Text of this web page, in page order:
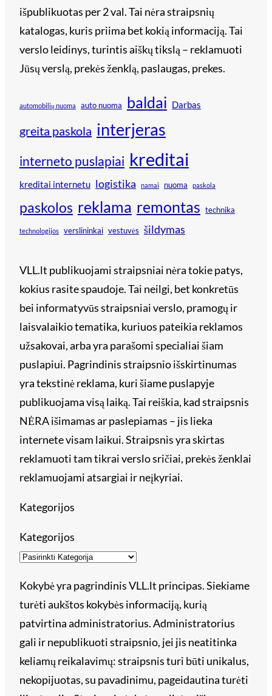
išpublikuotas per 2 val. Tai nėra straipsnių
katalogas, kuris priima bet kokią informaciją. Tai
verslo leidinys, turintis aiškų tikslą – reklamuoti
Jūsų verslą, prekės ženklą, paslaugas, prekes.
automobilių nuoma auto nuoma baldai Darbas
greita paskola interjeras
interneto puslapiai kreditai
kreditai internetu logistika namai nuoma paskola
paskolos reklama remontas technika
technologijos verslininkai vestuvės šildymas
VLL.lt publikuojami straipsniai nėra tokie patys,
kokius rasite spaudoje. Tai neilgi, bet konkretūs
bei informatyvūs straipsniai verslo, pramogų ir
laisvalaikio tematika, kuriuos pateikia reklamos
užsakovai, arba yra parašomi specialiai šiam
puslapiui. Pagrindinis straipsnio išskirtinumas
yra tekstinė reklama, kuri šiame puslapyje
publikuojama visą laiką. Tai reiškia, kad straipsnis
NĖRA išimamas ar paslepiamas – jis lieka
internete visam laikui. Straipsnis yra skirtas
reklamuoti tam tikrai verslo sričiai, prekės ženklai
reklamuojami atsargiai ir neįkyriai.
Kategorijos
Kategorijos
Kokybė yra pagrindinis VLL.lt principas. Siekiame
turėti aukštos kokybės informaciją, kurią
patvirtina administratorius. Administratorius
gali ir nepublikuoti straipsnio, jei jis neatitinka
keliamų reikalavimų: straipsnis turi būti unikalus,
nekopijuotas, su pavadinimu, pageidautina turėti